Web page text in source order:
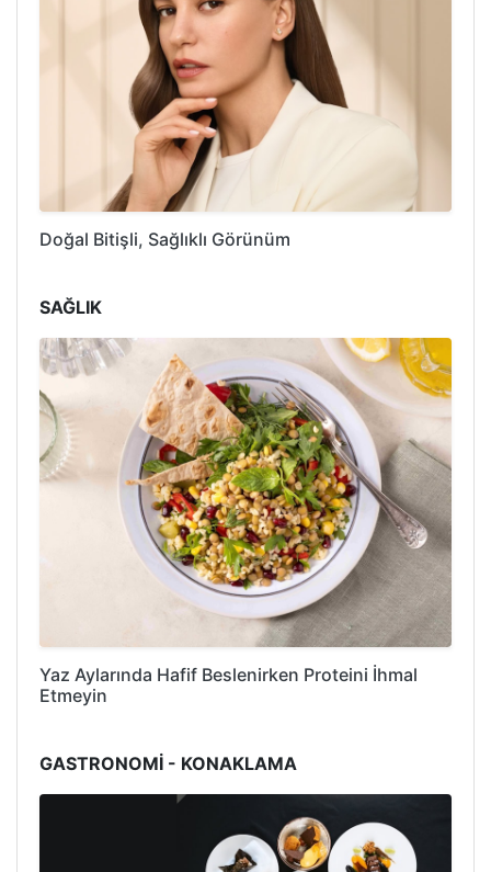
Doğal Bitişli, Sağlıklı Görünüm
SAĞLIK
Yaz Aylarında Hafif Beslenirken Proteini İhmal
Etmeyin
GASTRONOMİ - KONAKLAMA